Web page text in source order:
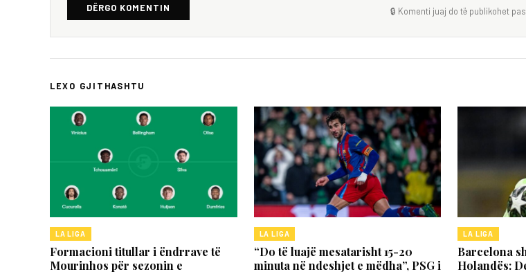
DËRGO KOMENTIN 🔒 Komenti juaj do të publikohet
LEXO GJITHASHTU
LA LIGA
Formacioni titullar i ëndrrave të
Mourinhos për sezonin e
LA LIGA
“Do të luajë mesatarisht 15-20
minuta në ndeshjet e mëdha”, PSG i
LA LIGA
Barcelona
Holandës: